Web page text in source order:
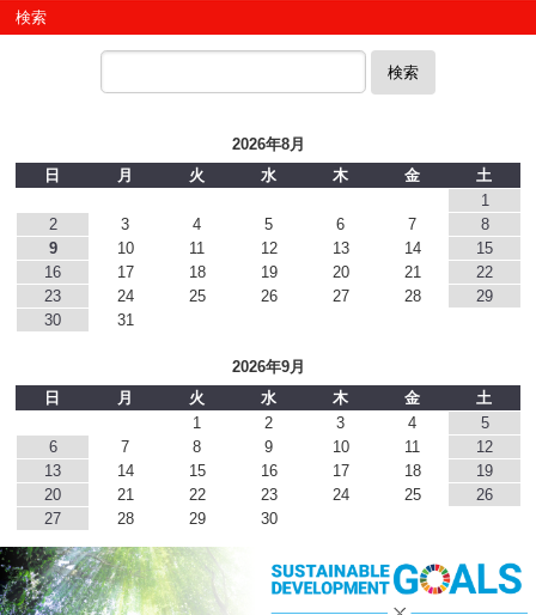
検索
検索
2026年8月
日
月 火 水 木 金
土
1
2
3 4 5 6 7
8
9
10 11 12 13 14
15
16
17 18 19 20 21
22
23
24 25 26 27 28
29
30
31
2026年9月
日
月 火 水 木 金
土
1
2 3 4
5
6
7 8 9 10 11
12
13
14 15 16 17 18
19
20
21 22 23 24 25
26
27
28 29 30